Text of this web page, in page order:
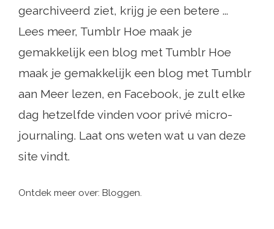
gearchiveerd ziet, krijg je een betere ...
Lees meer, Tumblr Hoe maak je
gemakkelijk een blog met Tumblr Hoe
maak je gemakkelijk een blog met Tumblr
aan Meer lezen, en Facebook, je zult elke
dag hetzelfde vinden voor privé micro-
journaling. Laat ons weten wat u van deze
site vindt.
Ontdek meer over: Bloggen.